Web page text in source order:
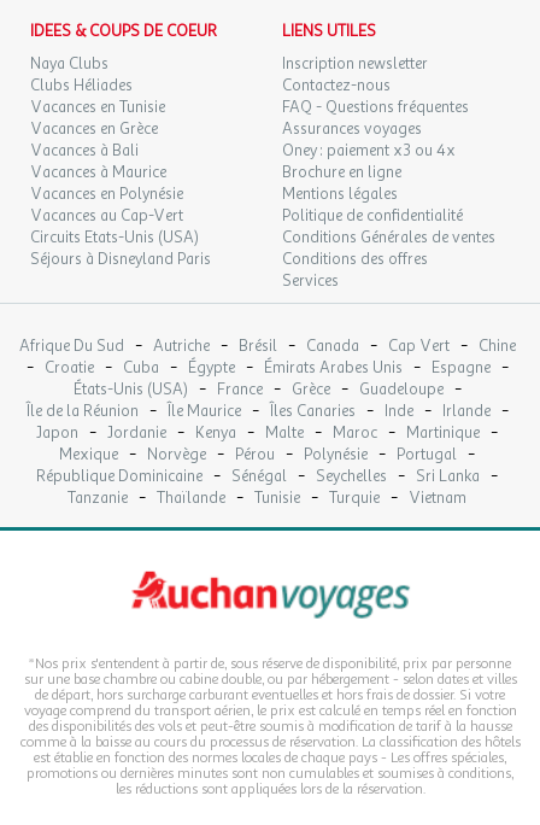
IDEES & COUPS DE COEUR
Naya Clubs
Clubs Héliades
Vacances en Tunisie
Vacances en Grèce
Vacances à Bali
Vacances à Maurice
Vacances en Polynésie
Vacances au Cap-Vert
Circuits Etats-Unis (USA)
Séjours à Disneyland Paris
LIENS UTILES
Inscription newsletter
Contactez-nous
FAQ - Questions fréquentes
Assurances voyages
Oney : paiement x3 ou 4x
Brochure en ligne
Mentions légales
Politique de confidentialité
Conditions Générales de ventes
Conditions des offres
Services
Afrique Du Sud - Autriche - Brésil - Canada - Cap Vert - Chine
- Croatie - Cuba - Égypte - Émirats Arabes Unis - Espagne -
États-Unis (USA) - France - Grèce - Guadeloupe -
Île de la Réunion - Île Maurice - Îles Canaries - Inde - Irlande -
Japon - Jordanie - Kenya - Malte - Maroc - Martinique -
Mexique - Norvège - Pérou - Polynésie - Portugal -
République Dominicaine - Sénégal - Seychelles - Sri Lanka -
Tanzanie - Thaïlande - Tunisie - Turquie - Vietnam
*Nos prix s'entendent à partir de, sous réserve de disponibilité, prix par personne
sur une base chambre ou cabine double, ou par hébergement - selon dates et villes
de départ, hors surcharge carburant eventuelles et hors frais de dossier. Si votre
voyage comprend du transport aérien, le prix est calculé en temps réel en fonction
des disponibilités des vols et peut-être soumis à modification de tarif à la hausse
comme à la baisse au cours du processus de réservation. La classification des hôtels
est établie en fonction des normes locales de chaque pays - Les offres spéciales,
promotions ou dernières minutes sont non cumulables et soumises à conditions,
les réductions sont appliquées lors de la réservation.